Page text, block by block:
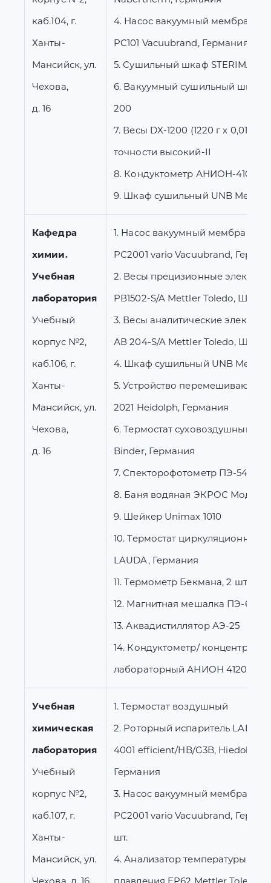
каб.104, г.
Ханты-
Мансийск, ул.
Чехова,
д. 16
4. Насос вакуумный
PC101 Vacuubrand, Германия
5. Сушильный шкаф STERIMAT
6. Вакуумный сушильный шкаф
200
7. Весы DX-1200 (1220 г х 0,01 г)
точности высокий-II
8. Кондуктометр АНИОН-4100 2
9. Шкаф сушильный UNB
Кафедра
химии.
Учебная
лаборатория
Учебный
корпус №2,
каб.106, г.
Ханты-
Мансийск, ул.
Чехова,
д. 16
1. Насос вакуумный мембранный
PC2001 vario Vacuubrand,
2. Весы прецизионные
PВ1502-S/A Mettler Toledo,
3. Весы аналитические
АВ 204-S/A Mettler Toledo,
4. Шкаф сушильный UNB
5. Устройство перемешивающее
2021 Heidolph, Германия
6. Термостат суховоздушный
Binder, Германия
7. Спекторофотометр ПЭ-5400 В
8. Баня водяная ЭКРОС Модель
9. Шейкер Unimax 1010
10. Термостат циркуляционный
LAUDA, Германия
11. Термометр Бекмана, 2 шт.
12. Магнитная мешалка ПЭ-6100,
13. Аквадистиллятор АЭ-25
14. Кондуктометр/
лабораторный АНИОН 4120 2 шт.
Учебная
химическая
лаборатория
Учебный
корпус №2,
каб.107, г.
Ханты-
Мансийск, ул.
1. Термостат воздушный
2. Роторный испаритель
4001 efficient/HB/G3B, Hiedolph,
Германия
3. Насос вакуумный
PC2001 vario Vacuubrand,
шт.
4. Анализатор температуры